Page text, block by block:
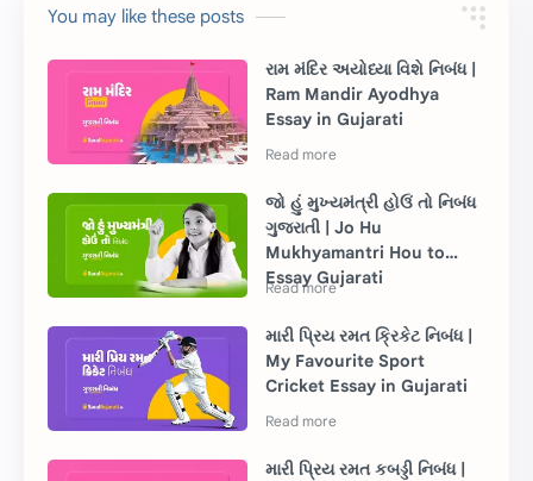
You may like these posts
રામ મંદિર અયોધ્યા વિશે નિબંધ |
Ram Mandir Ayodhya
Essay in Gujarati
જો હું મુખ્યમંત્રી હોઉં તો નિબંધ
ગુજરાતી | Jo Hu
Mukhyamantri Hou to
Essay Gujarati
મારી પ્રિય રમત ક્રિકેટ નિબંધ |
My Favourite Sport
Cricket Essay in Gujarati
મારી પ્રિય રમત કબડ્ડી નિબંધ |